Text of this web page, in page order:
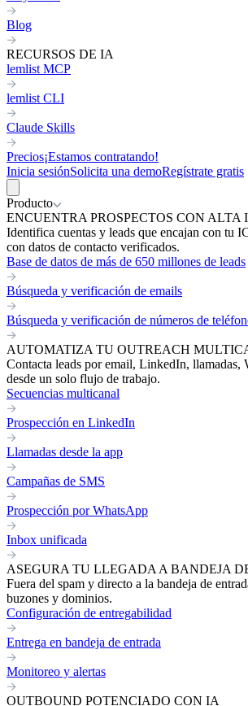
Blog
RECURSOS DE IA
lemlist MCP
lemlist CLI
Claude Skills
Precios¡Estamos contratando!
Inicia sesiónSolicita una demoRegístrate gratis
Producto
ENCUENTRA PROSPECTOS CON ALTA
Identifica cuentas y leads que encajan con tu
con datos de contacto verificados.
Base de datos de más de 650 millones de leads
Búsqueda y verificación de emails
Búsqueda y verificación de números de
AUTOMATIZA TU OUTREACH
Contacta leads por email, LinkedIn, llamadas,
desde un solo flujo de trabajo.
Secuencias multicanal
Prospección en LinkedIn
Llamadas desde la app
Campañas de SMS
Prospección por WhatsApp
Inbox unificada
ASEGURA TU LLEGADA A BANDEJA
Fuera del spam y directo a la bandeja de
buzones y dominios.
Configuración de entregabilidad
Entrega en bandeja de entrada
Monitoreo y alertas
OUTBOUND POTENCIADO CON IA